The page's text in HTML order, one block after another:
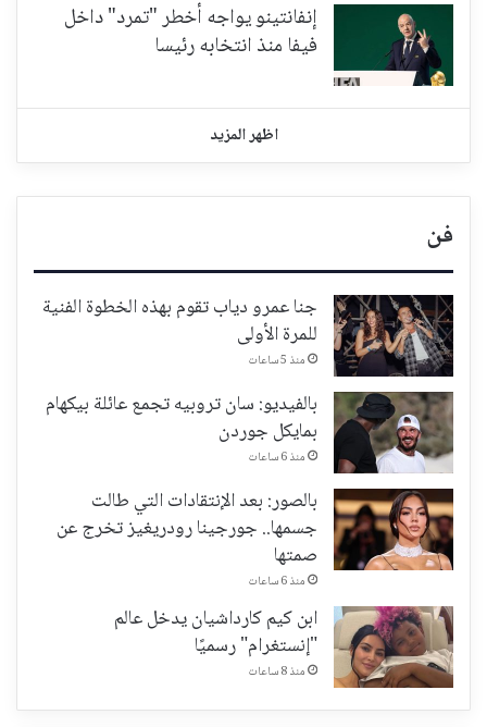
إنفانتينو يواجه أخطر "تمرد" داخل
فيفا منذ انتخابه رئيسا
اظهر المزيد
فن
جنا عمرو دياب تقوم بهذه الخطوة الفنية
للمرة الأولى
منذ 5 ساعات
بالفيديو: سان تروبيه تجمع عائلة بيكهام
بمايكل جوردن
منذ 6 ساعات
بالصور: بعد الإنتقادات التي طالت
جسمها.. جورجينا رودريغيز تخرج عن
صمتها
منذ 6 ساعات
ابن كيم كارداشيان يدخل عالم
"إنستغرام" رسميًا
منذ 8 ساعات